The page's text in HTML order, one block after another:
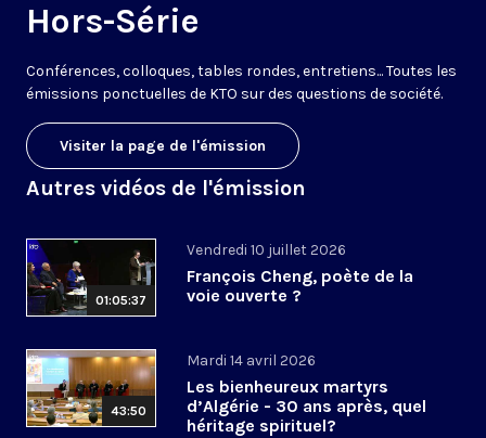
Hors-Série
Conférences, colloques, tables rondes, entretiens... Toutes les
émissions ponctuelles de KTO sur des questions de société.
Visiter la page de l'émission
Autres vidéos de l'émission
01:05:37
Vendredi 10 juillet 2026
François Cheng, poète de la
voie ouverte ?
43:50
Mardi 14 avril 2026
Les bienheureux martyrs
d’Algérie - 30 ans après, quel
héritage spirituel?